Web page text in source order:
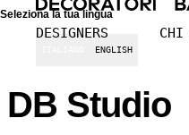
Seleziona la tua lingua
ENGLISH
DESIGNERS
CHI
DB Studio